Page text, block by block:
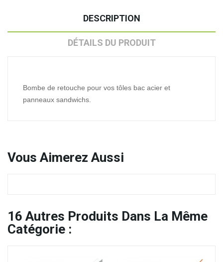
DESCRIPTION
DÉTAILS DU PRODUIT
Bombe de retouche pour vos tôles bac acier et
panneaux sandwichs.
Vous Aimerez Aussi
16 Autres Produits Dans La Même
Catégorie :